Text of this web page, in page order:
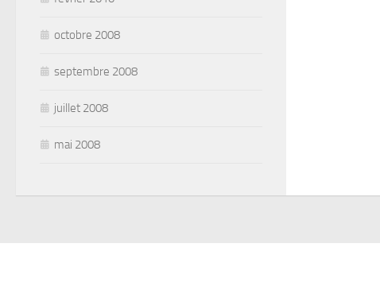
octobre 2008
septembre 2008
juillet 2008
mai 2008